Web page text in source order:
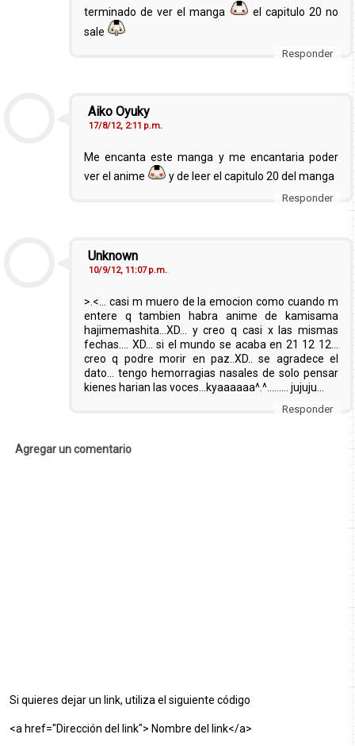
terminado de ver el manga
el capitulo 20 no
sale
Responder
Aiko Oyuky
17/8/12, 2:11 p.m.
Me encanta este manga y me encantaria poder
ver el anime
y de leer el capitulo 20 del manga
Responder
Unknown
10/9/12, 11:07 p.m.
>.<… casi m muero de la emocion como cuando m
entere q tambien habra anime de kamisama
hajimemashita...XD... y creo q casi x las mismas
fechas.... XD... si el mundo se acaba en 21 12 12...
creo q podre morir en paz..XD.. se agradece el
dato... tengo hemorragias nasales de solo pensar
kienes harian las voces...kyaaaaaa^.^……… jujuju...
Responder
Agregar un comentario
Si quieres dejar un link, utiliza el siguiente código
<a href="Dirección del link"> Nombre del link</a>